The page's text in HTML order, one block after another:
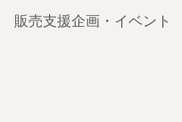
販売支援企画・イベント